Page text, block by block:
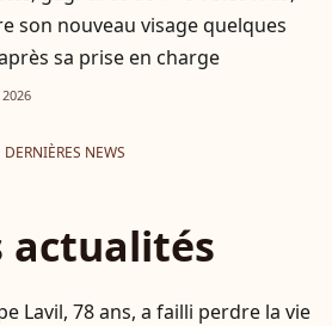
son nouveau visage quelques
sa prise en charge
DERNIÈRES NEWS
actualités
Lavil, 78 ans, a failli perdre la vie